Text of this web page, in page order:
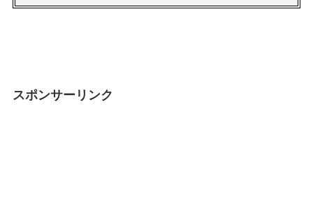
スポンサーリンク